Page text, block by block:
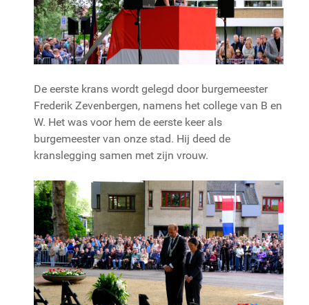
De eerste krans wordt gelegd door burgemeester
Frederik Zevenbergen, namens het college van B en
W. Het was voor hem de eerste keer als
burgemeester van onze stad. Hij deed de
kranslegging samen met zijn vrouw.